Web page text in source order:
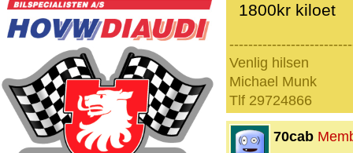
1800kr kiloet
Venlig hilsen
Michael Munk
Tlf 29724866
70cab